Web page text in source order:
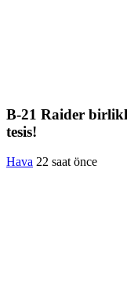
B-21 Raider
tesis!
Hava 22 saat önce